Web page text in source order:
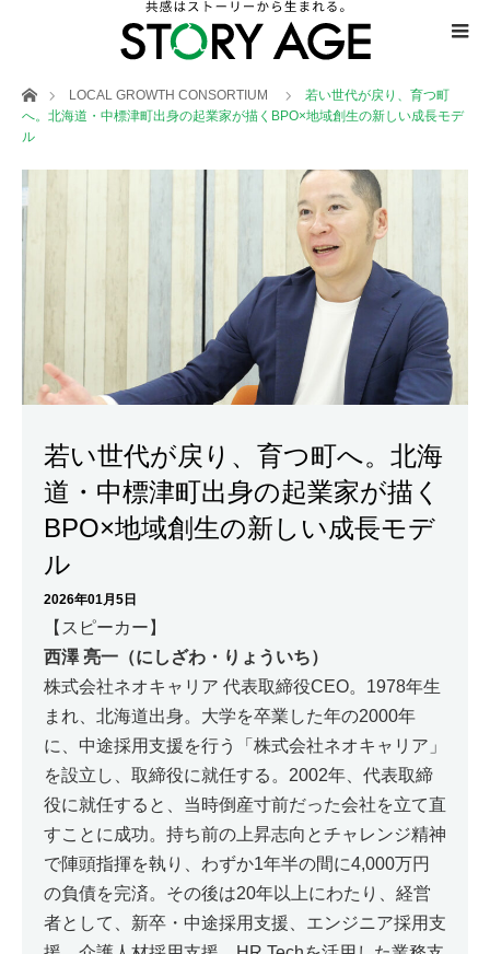
ホームLOCAL GROWTH CONSORTIUM
若い世代が戻り、育つ町
へ。北海道・中標津町出身の起業家が描くBPO×地域創生の新しい成長モデ
ル
若い世代が戻り、育つ町へ。北海
道・中標津町出身の起業家が描く
BPO×地域創生の新しい成長モデ
ル
2026年01月5日
【スピーカー】
西澤 亮一（にしざわ・りょういち）
株式会社ネオキャリア 代表取締役CEO。1978年生
まれ、北海道出身。大学を卒業した年の2000年
に、中途採用支援を行う「株式会社ネオキャリア」
を設立し、取締役に就任する。2002年、代表取締
役に就任すると、当時倒産寸前だった会社を立て直
すことに成功。持ち前の上昇志向とチャレンジ精神
で陣頭指揮を執り、わずか1年半の間に4,000万円
の負債を完済。その後は20年以上にわたり、経営
者として、新卒・中途採用支援、エンジニア採用支